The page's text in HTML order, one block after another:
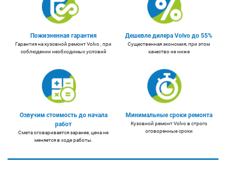
Пожизненная гарантия
Гарантия на кузовной ремонт Volvo , при
соблюдении необходимых условий
Дешевле дилера Volvo до 55%
Существенная экономия, при этом
качество не ниже
Озвучим стоимость до начала
работ
Смета оговаривается заранее, цена не
меняется в ходе работы.
Минимальные сроки ремонта
Кузовной ремонт Volvo в строго
оговоренные сроки